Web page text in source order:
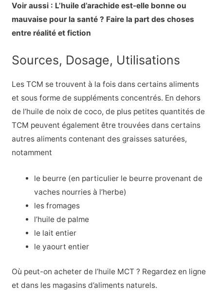
Voir aussi : L’huile d’arachide est-elle bonne ou
mauvaise pour la santé ? Faire la part des choses
entre réalité et fiction
Sources, Dosage, Utilisations
Les TCM se trouvent à la fois dans certains aliments
et sous forme de suppléments concentrés. En dehors
de l’huile de noix de coco, de plus petites quantités de
TCM peuvent également être trouvées dans certains
autres aliments contenant des graisses saturées,
notamment
le beurre (en particulier le beurre provenant de
vaches nourries à l’herbe)
les fromages
l’huile de palme
le lait entier
le yaourt entier
Où peut-on acheter de l’huile MCT ? Regardez en ligne
et dans les magasins d’aliments naturels.